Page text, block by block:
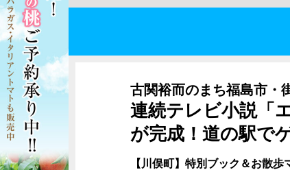
古関裕而のまち福島市・
連続テレビ小説「
が完成！道の駅で
【川俣町】特別ブック＆お散歩